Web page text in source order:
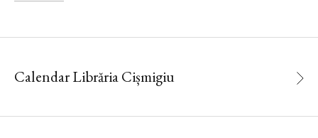
Calendar Librăria Cișmigiu